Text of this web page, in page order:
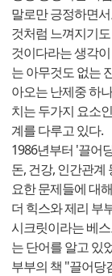
말로만 긍정하면
것처럼 느껴지기
것이다라는 생각
는 아무것도 없는
아오는 난제중 하
치는 두가지 요소
계를 다루고 있다.
1986년부터 '끌어
돈, 건강, 인간관
요한 문제들에 대
더 힉스와 제리 부
시크릿이라는 베
는 단어를 알고 있
부부의 책 "끌어당